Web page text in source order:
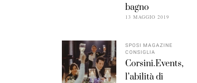
bagno
13 MAGGIO 2019
SPOSI MAGAZINE
CONSIGLIA
Corsini.Events,
l’abilità di